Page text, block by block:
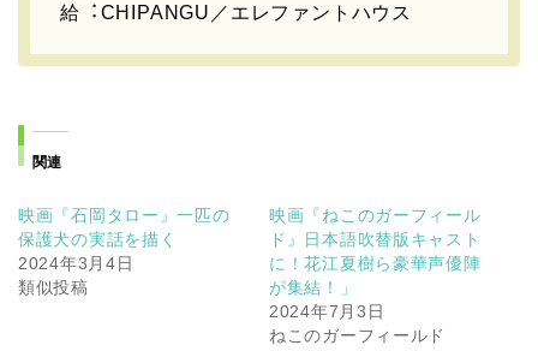
給︓CHIPANGU／エレファントハウス
関連
映画『石岡タロー』一匹の
保護犬の実話を描く
2024年3月4日
類似投稿
映画『ねこのガーフィール
ド』日本語吹替版キャスト
に！花江夏樹ら豪華声優陣
が集結！」
2024年7月3日
ねこのガーフィールド